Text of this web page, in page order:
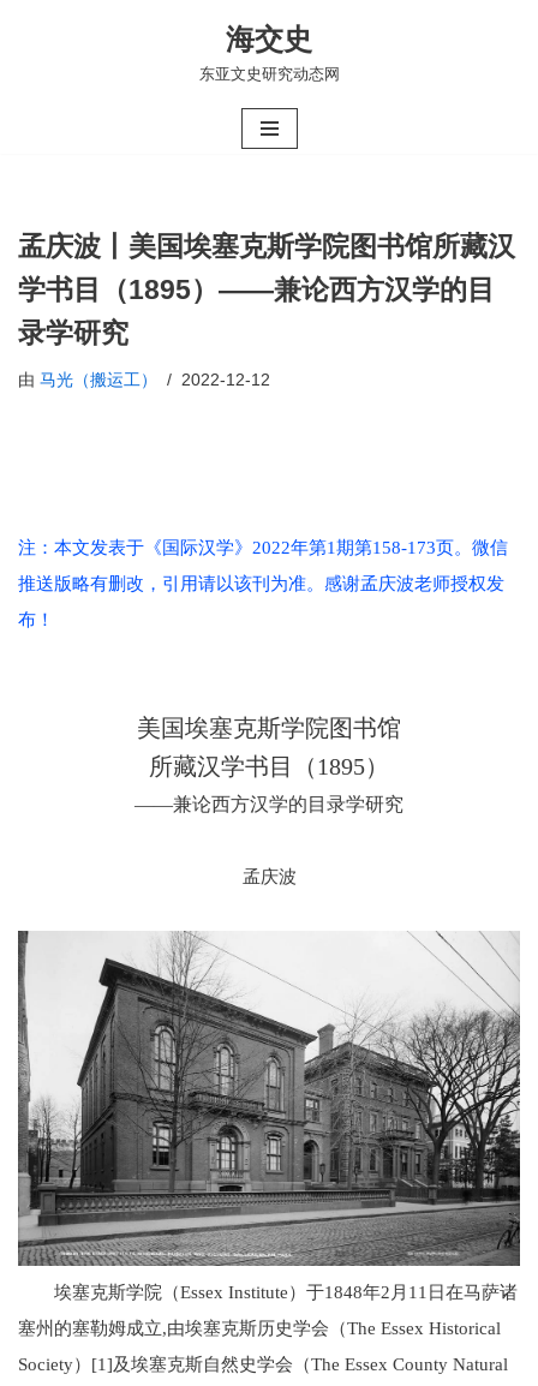
海交史
东亚文史研究动态网
孟庆波丨​美国埃塞克斯学院图书馆所藏汉
学书目（1895）——兼论西方汉学的目
录学研究
由 马光（搬运工） 2022-12-12
注：本文发表于《国际汉学》2022年第1期第158-173页。微信
推送版略有删改，引用请以该刊为准。感谢孟庆波老师授权发
布！
美国埃塞克斯学院图书馆
所藏汉学书目（1895）
——兼论西方汉学的目录学研究
孟庆波
埃塞克斯学院（Essex Institute）于1848年2月11日在马萨诸
塞州的塞勒姆成立,由埃塞克斯历史学会（The Essex Historical
Society）[1]及埃塞克斯自然史学会（The Essex County Natural